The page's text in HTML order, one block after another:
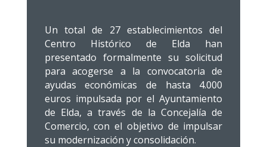
Un total de 27 establecimientos del
Centro Histórico de Elda han
presentado formalmente su solicitud
para acogerse a la convocatoria de
ayudas económicas de hasta 4.000
euros impulsada por el Ayuntamiento
de Elda, a través de la Concejalía de
Comercio, con el objetivo de impulsar
su modernización y consolidación.